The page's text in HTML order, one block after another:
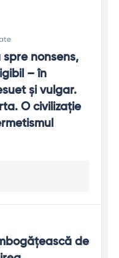
nonsens,
– în
şi vulgar.
O civilizaţie
de